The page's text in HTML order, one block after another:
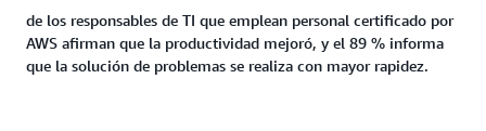
de los responsables de TI que emplean personal certificado por
AWS afirman que la productividad mejoró, y el 89 % informa
que la solución de problemas se realiza con mayor rapidez.